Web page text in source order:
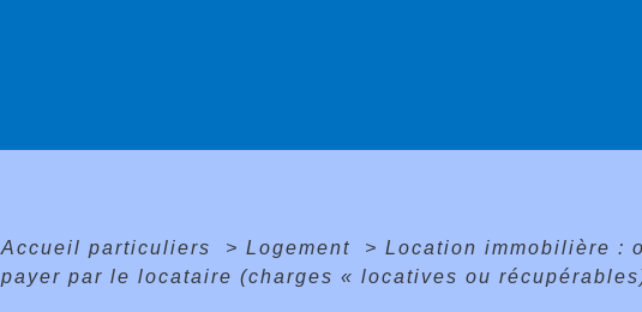
Accueil particuliers > Logement > Location immobilière :
payer par le locataire (charges « locatives ou